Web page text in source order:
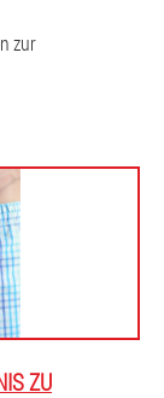
zur
ZU